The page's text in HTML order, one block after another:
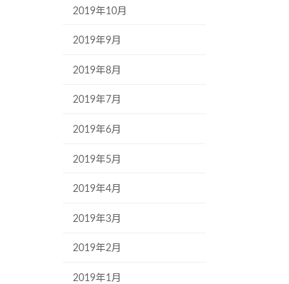
2019年10月
2019年9月
2019年8月
2019年7月
2019年6月
2019年5月
2019年4月
2019年3月
2019年2月
2019年1月